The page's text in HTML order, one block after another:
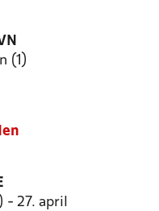
(1)
- 27. april